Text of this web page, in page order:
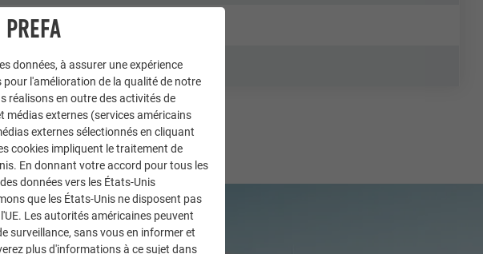
données, à assurer une expérience
l'amélioration de la qualité de notre
réalisons en outre des activités de
médias externes (services américains
externes sélectionnés en cliquant
cookies impliquent le traitement de
En donnant votre accord pour tous les
données vers les États-Unis
que les États-Unis ne disposent pas
Les autorités américaines peuvent
surveillance, sans vous en informer et
plus d'informations à ce sujet dans